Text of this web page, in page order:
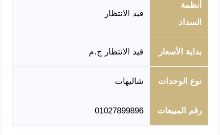
أنظمة
السداد
قيد الانتظار
بداية الأسعار قيد الانتظار ج.م
نوع الوحدات شاليهات
رقم المبيعات 01027899896